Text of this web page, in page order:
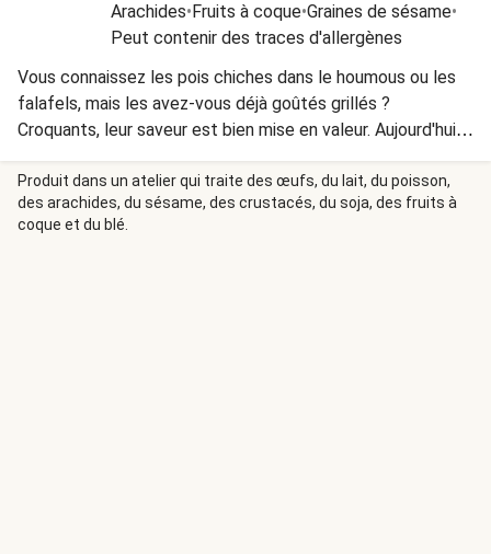
Arachides•Fruits à coque•Graines de sésame•
Peut contenir des traces d'allergènes
Vous connaissez les pois chiches dans le houmous ou les
falafels, mais les avez-vous déjà goûtés grillés ?
Croquants, leur saveur est bien mise en valeur. Aujourd'hui,
vous les mélangerez à du couscous perlé, des légumes
rôtis et de la feta.
Produit dans un atelier qui traite des œufs, du lait, du poisson,
des arachides, du sésame, des crustacés, du soja, des fruits à
coque et du blé.